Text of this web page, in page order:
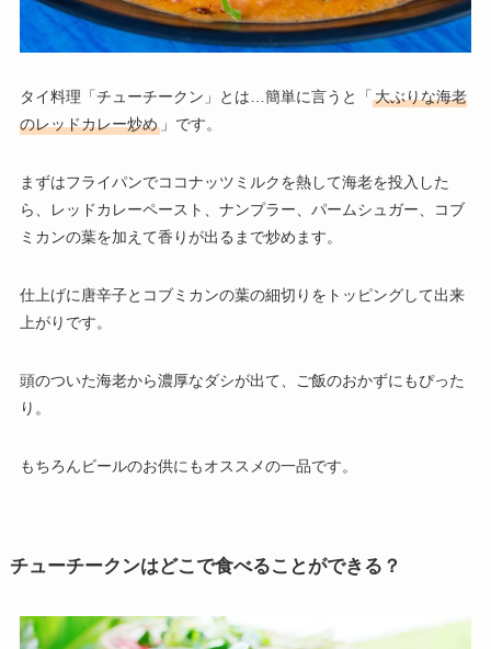
タイ料理「チューチークン」とは…簡単に言うと「 大ぶりな海老
のレッドカレー炒め」です。
まずはフライパンでココナッツミルクを熱して海老を投入した
ら、レッドカレーペースト、ナンプラー、パームシュガー、コブ
ミカンの葉を加えて香りが出るまで炒めます。
仕上げに唐辛子とコブミカンの葉の細切りをトッピングして出来
上がりです。
頭のついた海老から濃厚なダシが出て、ご飯のおかずにもぴった
り。
もちろんビールのお供にもオススメの一品です。
チューチークンはどこで食べることができる？